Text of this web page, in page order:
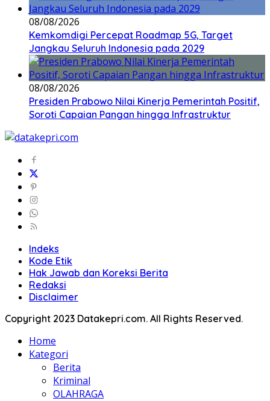
08/08/2026
Kemkomdigi Percepat Roadmap 5G, Target
Jangkau Seluruh Indonesia pada 2029
08/08/2026
Presiden Prabowo Nilai Kinerja Pemerintah Positif,
Soroti Capaian Pangan hingga Infrastruktur
Indeks
Kode Etik
Hak Jawab dan Koreksi Berita
Redaksi
Disclaimer
Copyright 2023 Datakepri.com. All Rights Reserved.
Home
Kategori
Berita
Kriminal
OLAHRAGA